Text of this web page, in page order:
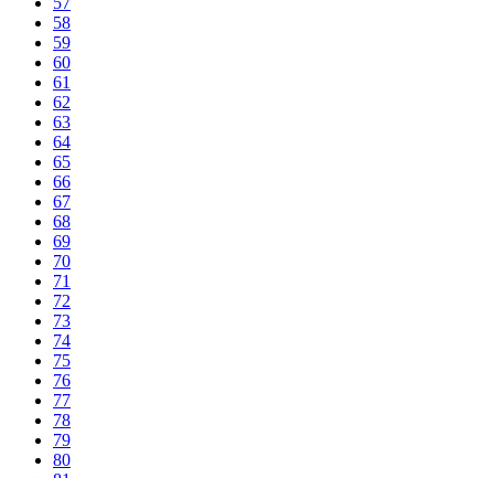
58
59
60
61
62
63
64
65
66
67
68
69
70
71
72
73
74
75
76
77
78
79
80